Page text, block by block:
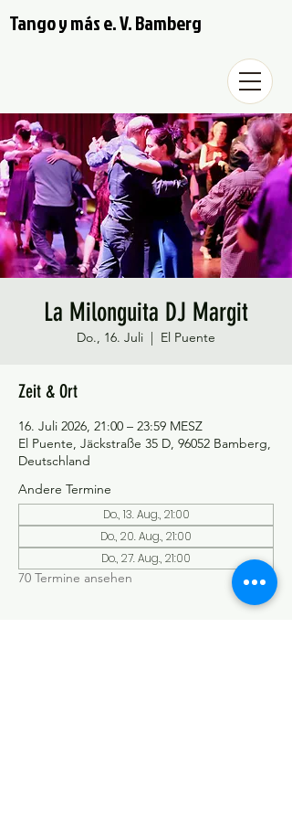
Tango y más e. V. Bamberg
La Milonguita DJ Margit
Do., 16. Juli
  |
El Puente
Zeit & Ort
16. Juli 2026, 21:00 – 23:59 MESZ
El Puente, Jäckstraße 35 D, 96052 Bamberg,
Deutschland
Andere Termine
Do., 13. Aug., 21:00
Do., 20. Aug., 21:00
Do., 27. Aug., 21:00
70 Termine ansehen